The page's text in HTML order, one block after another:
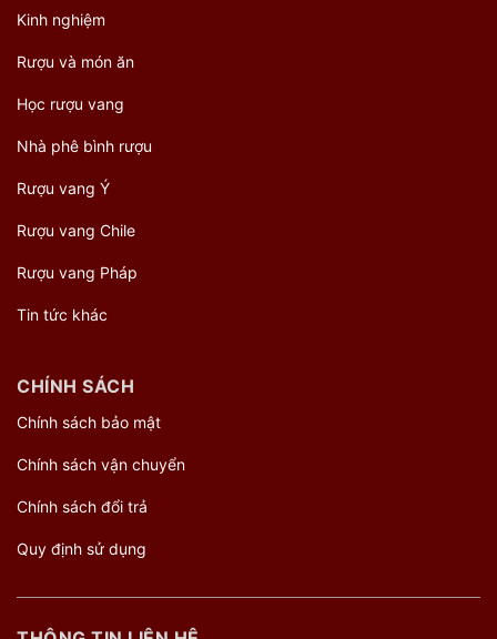
Kinh nghiệm
Rượu và món ăn
Học rượu vang
Nhà phê bình rượu
Rượu vang Ý
Rượu vang Chile
Rượu vang Pháp
Tin tức khác
CHÍNH SÁCH
Chính sách bảo mật
Chính sách vận chuyển
Chính sách đổi trả
Quy định sử dụng